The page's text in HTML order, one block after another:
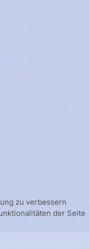
zu verbessern
der Seite